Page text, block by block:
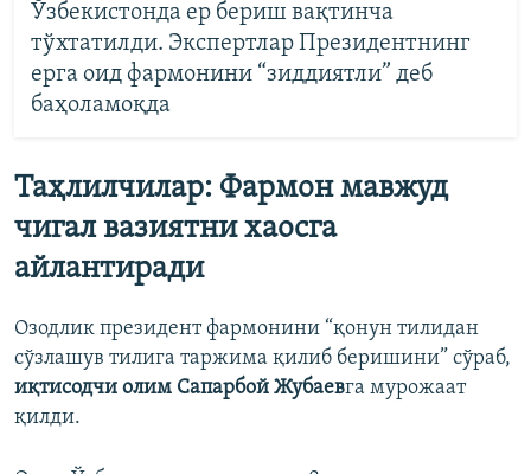
Ўзбекистонда ер бериш вақтинча
тўхтатилди. Экспертлар Президентнинг
ерга оид фармонини “зиддиятли” деб
баҳоламоқда
Таҳлилчилар: Фармон мавжуд
чигал вазиятни хаосга
айлантиради
Озодлик президент фармонини “қонун тилидан
сўзлашув тилига таржима қилиб беришини” сўраб,
иқтисодчи олим Сапарбой Жубаевга мурожаат
қилди.